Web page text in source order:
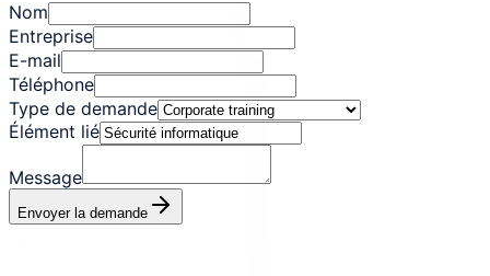
Nom
Entreprise
E-mail
Téléphone
Type de demande
Élément lié
Message
Envoyer la demande